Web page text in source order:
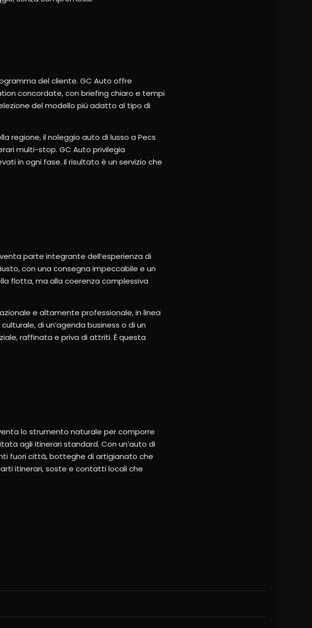
del cliente. GC Auto offre
concordate, con briefing chiaro e tempi
del modello più adatto al tipo di
regione, il noleggio auto di lusso a Pecs
multi-stop. GC Auto privilegia
in ogni fase. Il risultato è un servizio che
parte integrante dell’esperienza di
con una consegna impeccabile e un
flotta, ma alla coerenza complessiva
e altamente professionale, in linea
di un’agenda business o di un
raffinata e priva di attriti. È questa
lo strumento naturale per comporre
agli itinerari standard. Con un’auto di
fuori città, botteghe di artigianato che
itinerari, soste e contatti locali che